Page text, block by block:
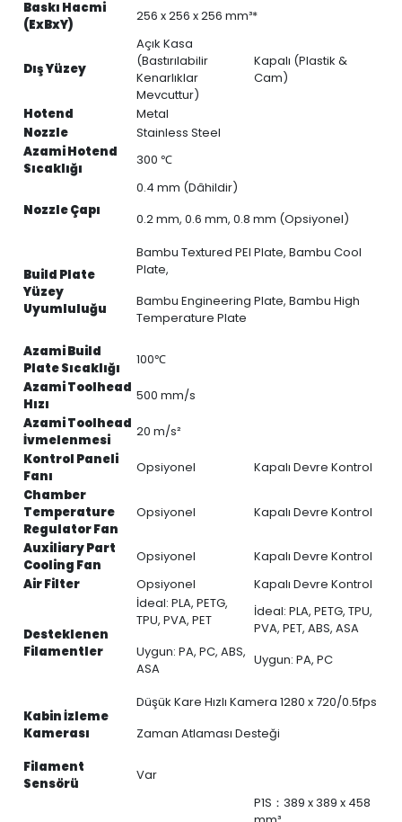
Baskı Hacmi
(ExBxY)
256 x 256 x 256 mm³*
Dış Yüzey
Açık Kasa
(Bastırılabilir
Kenarlıklar
Mevcuttur)
Kapalı (Plastik &
Cam)
Hotend
Metal
Nozzle
Stainless Steel
Azami Hotend
Sıcaklığı
300 ℃
Nozzle Çapı
0.4 mm (Dâhildir)
0.2 mm, 0.6 mm, 0.8 mm (Opsiyonel)
Build Plate
Yüzey
Uyumluluğu
Bambu Textured PEI Plate, Bambu Cool
Plate,
Bambu Engineering Plate, Bambu High
Temperature Plate
Azami Build
Plate Sıcaklığı
100℃
Azami Toolhead
Hızı
500 mm/s
Azami Toolhead
İvmelenmesi
20 m/s²
Kontrol Paneli
Fanı
Opsiyonel
Kapalı Devre Kontrol
Chamber
Temperature
Regulator Fan
Opsiyonel Kapalı Devre Kontrol
Auxiliary Part
Cooling Fan
Opsiyonel
Kapalı Devre Kontrol
Air Filter
Opsiyonel Kapalı Devre Kontrol
Desteklenen
Filamentler
İdeal: PLA, PETG,
TPU, PVA, PET
Uygun: PA, PC, ABS,
ASA
İdeal: PLA, PETG, TPU,
PVA, PET, ABS, ASA
Uygun: PA, PC
Kabin İzleme
Kamerası
Düşük Kare Hızlı Kamera 1280 x 720/0.5fps
Zaman Atlaması Desteği
Filament
Sensörü
Var
P1S：389 x 389 x 458